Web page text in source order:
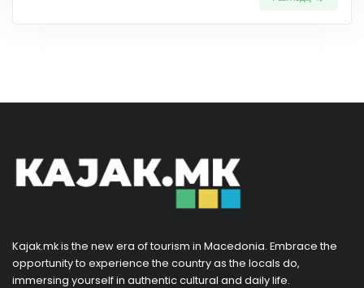
Kajak.mk is the new era of tourism in Macedonia. Embrace the
opportunity to experience the country as the locals do,
immersing yourself in authentic cultural and daily life.